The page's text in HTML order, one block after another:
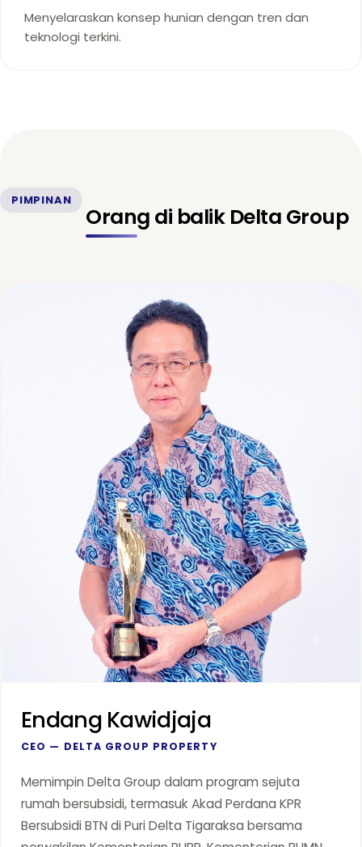
Menyelaraskan konsep hunian dengan tren dan
teknologi terkini.
PIMPINAN
Orang di balik Delta Group
Endang Kawidjaja
CEO — DELTA GROUP PROPERTY
Memimpin Delta Group dalam program sejuta
rumah bersubsidi, termasuk Akad Perdana KPR
Bersubsidi BTN di Puri Delta Tigaraksa bersama